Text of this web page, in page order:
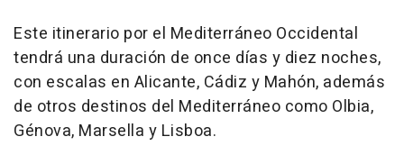
Este itinerario por el Mediterráneo Occidental
tendrá una duración de once días y diez noches,
con escalas en Alicante, Cádiz y Mahón, además
de otros destinos del Mediterráneo como Olbia,
Génova, Marsella y Lisboa.